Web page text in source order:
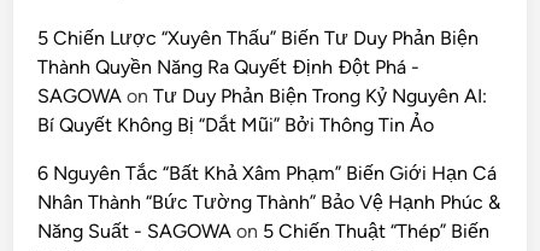
5 Chiến Lược “Xuyên Thấu” Biến Tư Duy Phản Biện
Thành Quyền Năng Ra Quyết Định Đột Phá -
SAGOWA onTư Duy Phản Biện Trong Kỷ Nguyên AI:
Bí Quyết Không Bị “Dắt Mũi” Bởi Thông Tin Ảo
6 Nguyên Tắc “Bất Khả Xâm Phạm” Biến Giới Hạn Cá
Nhân Thành “Bức Tường Thành” Bảo Vệ Hạnh Phúc &
Năng Suất - SAGOWA on 5 Chiến Thuật “Thép” Biến